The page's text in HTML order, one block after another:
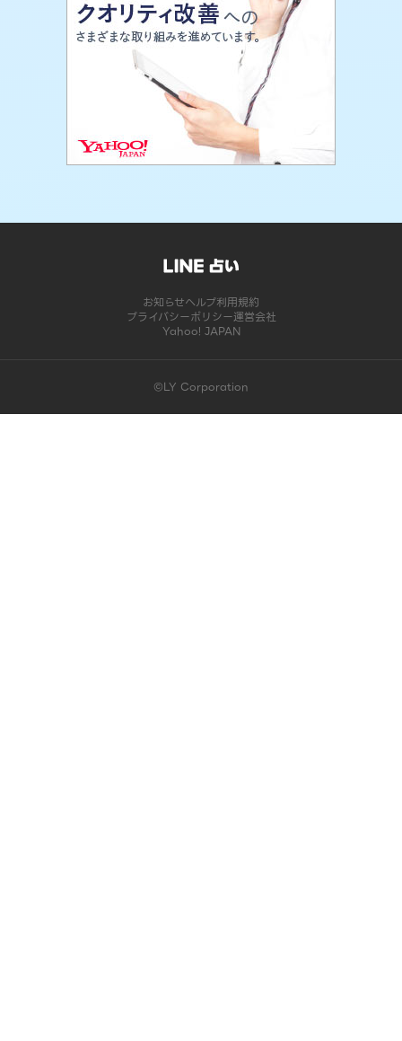
お知らせヘルプ利用規約
プライバシーポリシー運営会社
Yahoo! JAPAN
©LY Corporation
このコンテンツは掲載が終了しました | LINE占い